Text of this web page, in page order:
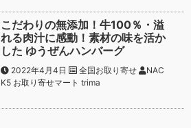
こだわりの無添加！牛100％・溢
れる肉汁に感動！素材の味を活か
した ゆうぜんハンバーグ
2022年4月4日 全国お取り寄せ
NAC
K5 お取り寄せマート trima